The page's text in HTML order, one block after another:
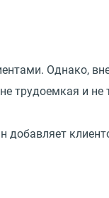
Однако,
трудоемкая и не